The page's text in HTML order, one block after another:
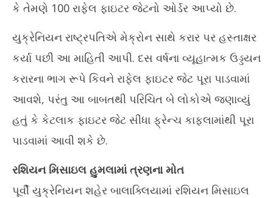
કે તેમણે 100 રાફેલ ફાઇટર જેટનો ઓર્ડર આપ્યો છે.
યુક્રેનિયન રાષ્ટ્રપતિએ મેક્રોન સાથે કરાર પર હસ્તાક્ષર
કર્યા પછી આ માહિતી આપી. દસ વર્ષના વ્યૂહાત્મક ઉડ્ડયન
કરારના ભાગ રૂપે કિવને રાફેલ ફાઇટર જેટ પૂરા પાડવામાં
આવશે, પરંતુ આ બાબતથી પરિચિત બે લોકોએ જણાવ્યું
હતું કે કેટલાક ફાઇટર જેટ સીધા ફ્રેન્ચ કાફલામાંથી પૂરા
પાડવામાં આવી શકે છે.
રશિયન મિસાઇલ હુમલામાં ત્રણના મોત
પૂર્વી યુક્રેનિયન શહેર બાલાક્લિયામાં રશિયન મિસાઇલ